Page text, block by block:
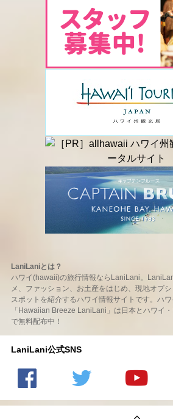
LaniLaniとは？
ハワイ(hawaii)の旅行情報ならLaniLani。
メ、ファッション、お土産をはじめ、現地オプ
スポットを紹介するハワイ情報サイトです。ハ
「Hawaiian Breeze LaniLani」は日本とハワイ
で無料配布中！
LaniLani公式SNS
の
のtwitter
の